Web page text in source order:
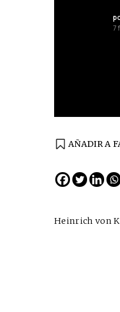
7
AÑADIR A
Heinrich von